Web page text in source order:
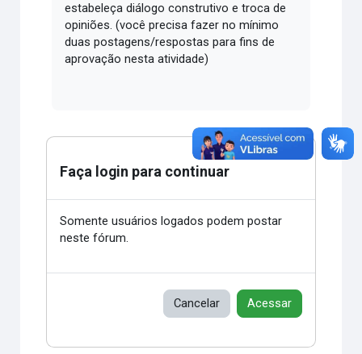
estabeleça diálogo construtivo e troca de
opiniões. (você precisa fazer no mínimo
duas postagens/respostas para fins de
aprovação nesta atividade)
Faça login para continuar
Somente usuários logados podem postar
neste fórum.
Cancelar Acessar